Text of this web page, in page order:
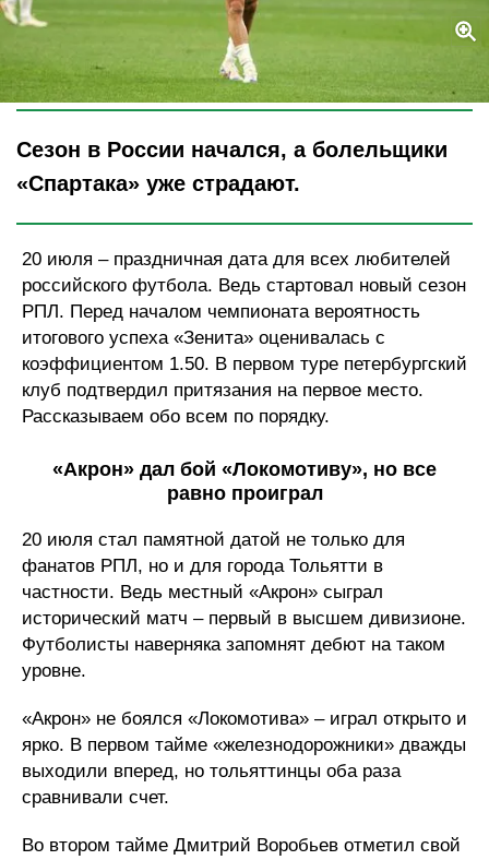
Legion-Media
Сезон в России начался, а болельщики
«Спартака» уже страдают.
20 июля – праздничная дата для всех любителей
российского футбола. Ведь стартовал новый сезон
РПЛ. Перед началом чемпионата вероятность
итогового успеха «Зенита» оценивалась с
коэффициентом 1.50. В первом туре петербургский
клуб подтвердил притязания на первое место.
Рассказываем обо всем по порядку.
«Акрон» дал бой «Локомотиву», но все
равно проиграл
20 июля стал памятной датой не только для
фанатов РПЛ, но и для города Тольятти в
частности. Ведь местный «Акрон» сыграл
исторический матч – первый в высшем дивизионе.
Футболисты наверняка запомнят дебют на таком
уровне.
«Акрон» не боялся «Локомотива» – играл открыто и
ярко. В первом тайме «железнодорожники» дважды
выходили вперед, но тольяттинцы оба раза
сравнивали счет.
Во втором тайме Дмитрий Воробьев отметил свой